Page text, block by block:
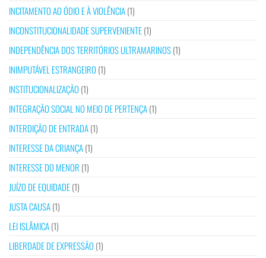
INCITAMENTO AO ÓDIO E À VIOLÊNCIA(1)
INCONSTITUCIONALIDADE SUPERVENIENTE(1)
INDEPENDÊNCIA DOS TERRITÓRIOS ULTRAMARINOS(1)
INIMPUTÁVEL ESTRANGEIRO (1)
INSTITUCIONALIZAÇÃO (1)
INTEGRAÇÃO SOCIAL NO MEIO DE PERTENÇA(1)
INTERDIÇÃO DE ENTRADA(1)
INTERESSE DA CRIANÇA(1)
INTERESSE DO MENOR (1)
JUÍZO DE EQUIDADE(1)
JUSTA CAUSA(1)
LEI ISLÂMICA(1)
LIBERDADE DE EXPRESSÃO (1)